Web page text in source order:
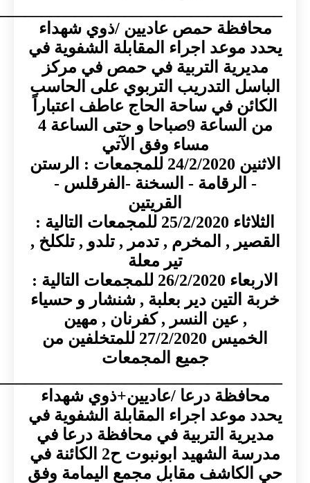
حمص عاديين /ذوي شهداء
موعد اجراء المقابلة الشفوية في
التربية في حمص في مركز
التدريب التربوي على الحاسب
في ساحة الحاج عاطف اعتباراً
من الساعة 9صباحا و حتى الساعة 4
مساء وفق الآتي
الاثنين 24/2/2020 للمجمعات : الرستن
الرقامة - السخنة -الفرقلس -
الثلاثاء 25/2/2020 للمجمعات التالية :
, المخرم , تدمر , تلدو , تلكلخ ,
الاربعاء 26/2/2020 للمجمعات التالية :
التين دير بعلبة , شنشار و حسياء
, عين النسر , كفرنان , مهين
الخميس 27/2/2020 للمتخلفين من
جميع المجمعات
درعا /عاديين+ذوي شهداء
موعد اجراء المقابلة الشفوية في
التربية في محافظة درعا في
مدرسة الشهيد ابونبوت ح2 الكائنة في
مقابل مجمع اليمامة وفق